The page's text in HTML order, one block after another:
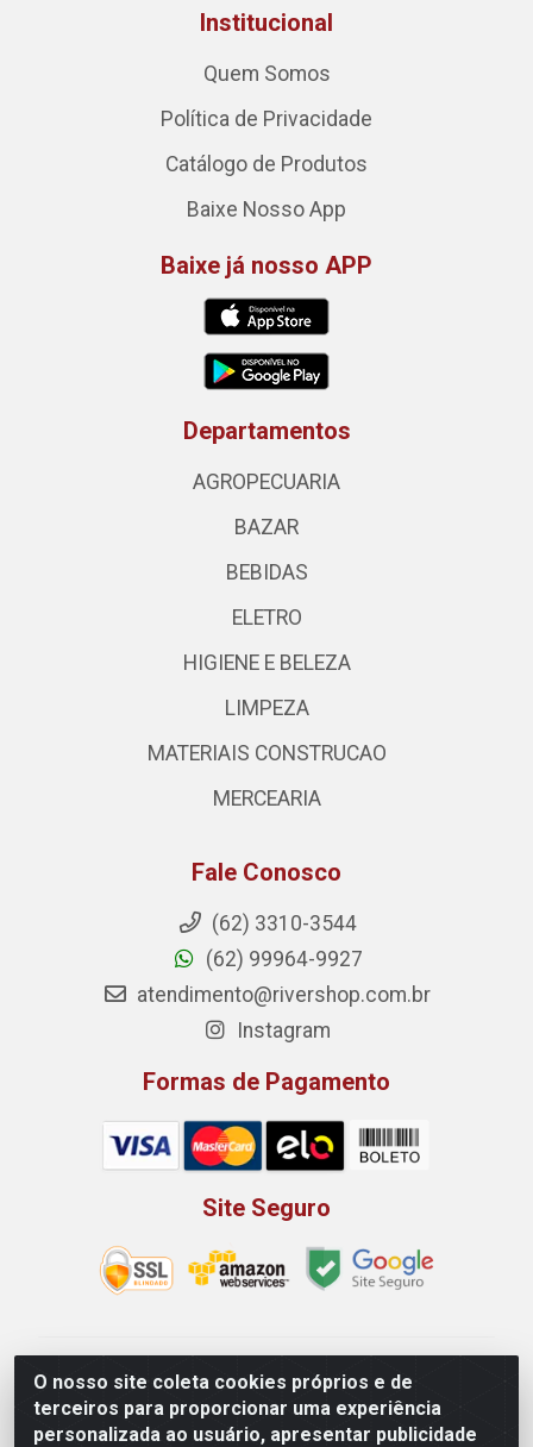
O nosso site coleta cookies próprios e de
terceiros para proporcionar uma experiência
personalizada ao usuário, apresentar publicidade
Institucional
Quem Somos
Política de Privacidade
Catálogo de Produtos
Baixe Nosso App
Baixe já nosso APP
Departamentos
AGROPECUARIA
BAZAR
BEBIDAS
ELETRO
HIGIENE E BELEZA
LIMPEZA
MATERIAIS CONSTRUCAO
MERCEARIA
Fale Conosco
(62) 3310-3544
(62) 99964-9927
atendimento@rivershop.com.br
Instagram
Formas de Pagamento
Site Seguro
Rio Vermelho Distribuição de Alimentos LTDA - Rodovia
BR, 153, KM 52 N 00 QD 00 LT 16 - Bairro Jardim
Eldorado, Anápolis/GO - CEP 75.045-190 - CNPJ